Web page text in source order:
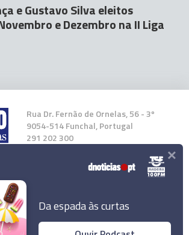
e Gustavo Silva eleitos
e Dezembro na II Liga
Rua Dr. Fernão de Ornelas, 56 - 3º
9054-514 Funchal, Portugal
291 202 300
Instale a nossa App
Da espada às curtas
×